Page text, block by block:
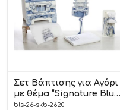
Σετ Βάπτισης για Αγόρι
με θέμα “Signature Blue
Adventure” ΣΚΒ-2620,
bls-26-skb-2620